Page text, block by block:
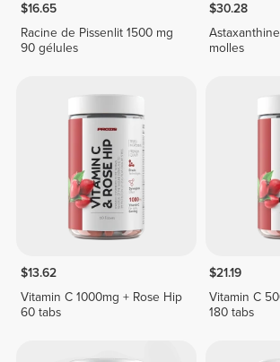
$16.65
Racine de Pissenlit 1500 mg
90 gélules
$30.28
molles
$13.62
Vitamin C 1000mg + Rose Hip
60 tabs
$21.19
Vitamin C
180 tabs